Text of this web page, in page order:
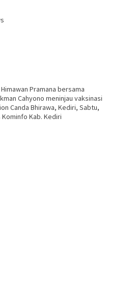
Pramana bersama
Cahyono meninjau vaksinasi
Canda Bhirawa, Kediri, Sabtu,
Kominfo Kab. Kediri